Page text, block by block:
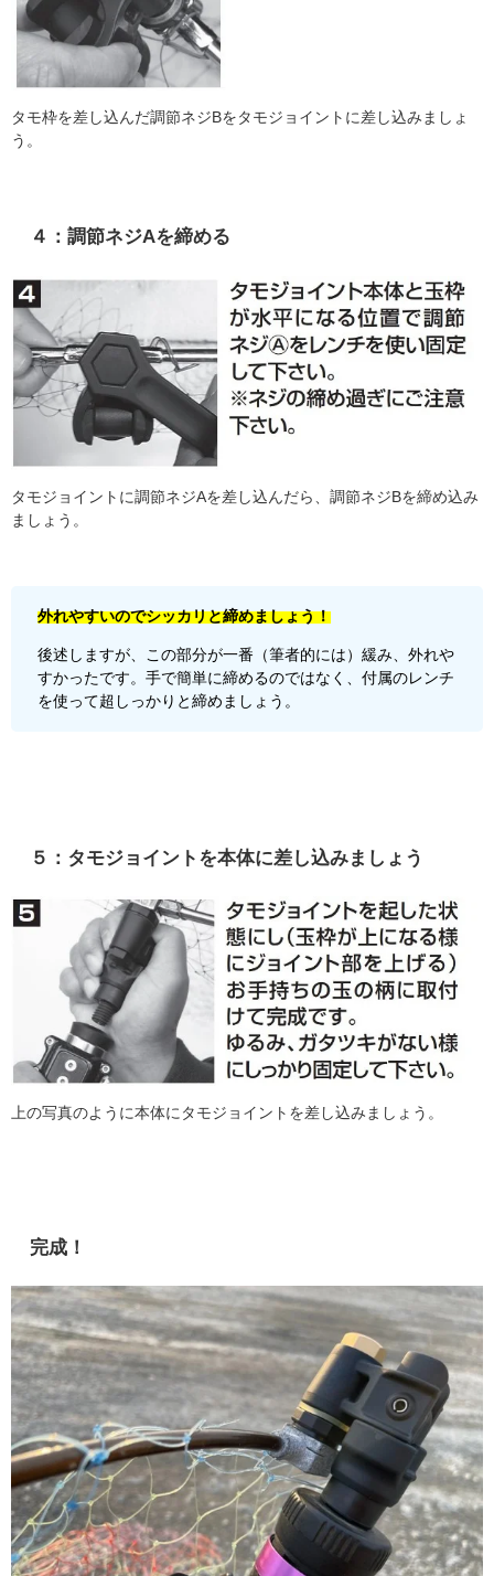
タモ枠を差し込んだ調節ネジBをタモジョイントに差し込みましょ
う。
４：調節ネジAを締める
タモジョイントに調節ネジAを差し込んだら、調節ネジBを締め込み
ましょう。
外れやすいのでシッカリと締めましょう！
後述しますが、この部分が一番（筆者的には）緩み、外れや
すかったです。手で簡単に締めるのではなく、付属のレンチ
を使って超しっかりと締めましょう。
５：タモジョイントを本体に差し込みましょう
上の写真のように本体にタモジョイントを差し込みましょう。
完成！